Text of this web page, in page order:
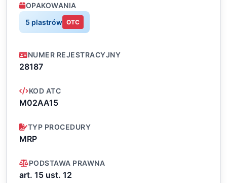
OPAKOWANIA
5 plastrów OTC
NUMER REJESTRACYJNY
28187
KOD ATC
M02AA15
TYP PROCEDURY
MRP
PODSTAWA PRAWNA
art. 15 ust. 12